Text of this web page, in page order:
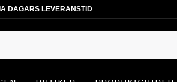
DAGARS LEVERANSTID